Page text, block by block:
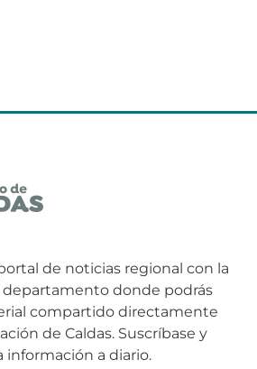
de noticias regional con la
donde podrás
compartido directamente
de Caldas. Suscríbase y
información a diario.